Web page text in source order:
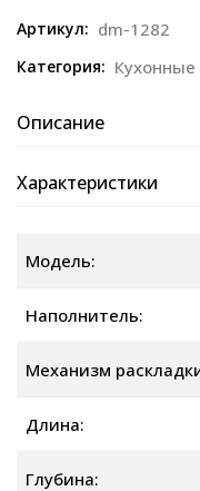
Артикул: dm-1282
Категория:
Описание
Характеристики
Модель:
Наполнитель:
Механизм
Длина:
Глубина: